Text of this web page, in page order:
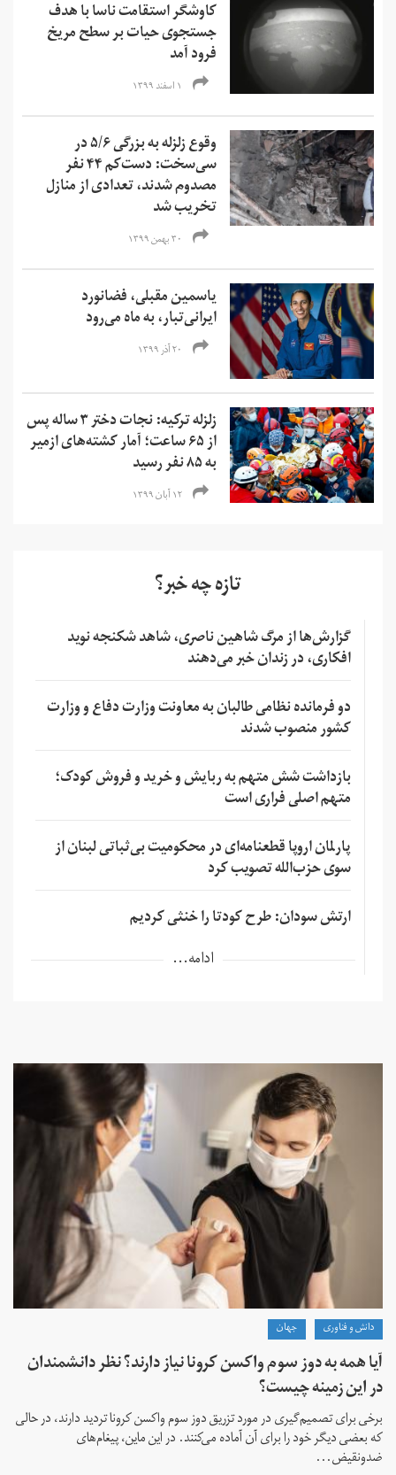
کاوشگر استقامت ناسا با هدف
جستجوی حیات بر سطح مریخ
فرود آمد
۱ اسفند ۱۳۹۹
وقوع زلزله‌ به بزرگی ۵/۶ در
سی‌سخت: دست‌کم ۴۴ نفر
مصدوم شدند، تعدادی از منازل
تخریب شد
۳۰ بهمن ۱۳۹۹
یاسمین مقبلی، فضانورد
ایرانی‌تبار، به ماه می‌رود
۲۰ آذر ۱۳۹۹
زلزله ترکیه: نجات دختر ۳ ساله پس
از ۶۵ ساعت؛ آمار کشته‌های ازمیر
به ۸۵ نفر رسید
۱۲ آبان ۱۳۹۹
تازه چه خبر؟
گزارش‌ها از مرگ شاهین ناصری، شاهد شکنجه نوید
افکاری، در زندان خبر می‌دهند
دو فرمانده نظامی طالبان به معاونت وزارت دفاع و وزارت
کشور منصوب شدند
بازداشت شش متهم به ربایش و خرید و فروش کودک؛
متهم اصلی فراری است
پارلمان اروپا قطعنامه‌ای در محکومیت بی‌ثباتی لبنان از
سوی حزب‌الله تصویب کرد
ارتش سودان: طرح کودتا را خنثی کردیم
ادامه...
دانش و فناوری جهان
آیا همه به دوز سوم واکسن کرونا نیاز دارند؟ نظر دانشمندان
در این زمینه چیست؟
برخی برای تصمیم‌گیری در مورد تزریق دوز سوم واکسن کرونا تردید دارند، در حالی
که بعضی دیگر خود را برای آن آماده می‌کنند. در این ماین، پیغام‌های
ضدونقیض...